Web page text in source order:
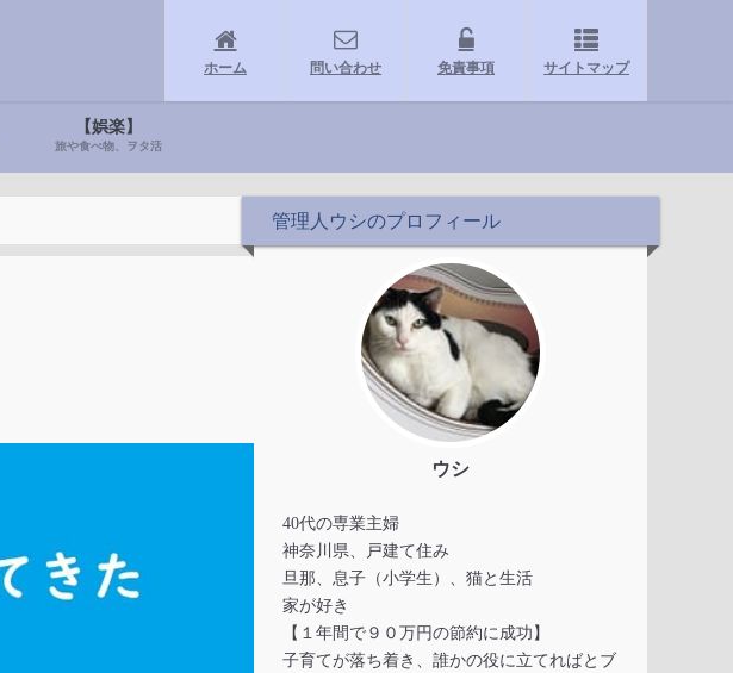
ホーム 問い合わせ 免責事項 サイトマップ
【娯楽】
旅や食べ物、ヲタ活
管理人ウシのプロフィール
ウシ
40代の専業主婦
神奈川県、戸建て住み
旦那、息子（小学生）、猫と生活
家が好き
【１年間で９０万円の節約に成功】
子育てが落ち着き、誰かの役に立てればとブ